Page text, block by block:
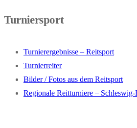
Turniersport
Turnierergebnisse – Reitsport
Turnierreiter
Bilder / Fotos aus dem Reitsport
Regionale Reitturniere –